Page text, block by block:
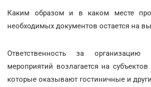
Каким образом и в каком месте
необходимых документов остается на
Ответственность за
мероприятий возлагается на субъектов
которые оказывают гостиничные и